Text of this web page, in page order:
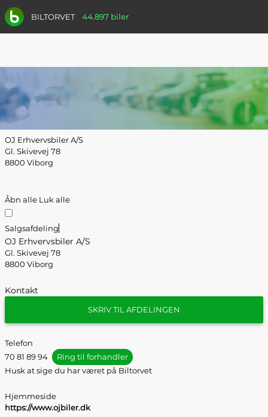
BILTORVET 44.897 biler
OJ Erhvervsbiler A/S
Gl. Skivevej 78
8800 Viborg
Åbn alle Luk alle
Salgsafdeling
OJ Erhvervsbiler A/S
Gl. Skivevej 78
8800 Viborg
Kontakt
SKRIV TIL AFDELINGEN
Telefon
70 81 89 94
Ring til forhandler
Husk at sige du har været på Biltorvet
Hjemmeside
https://www.ojbiler.dk